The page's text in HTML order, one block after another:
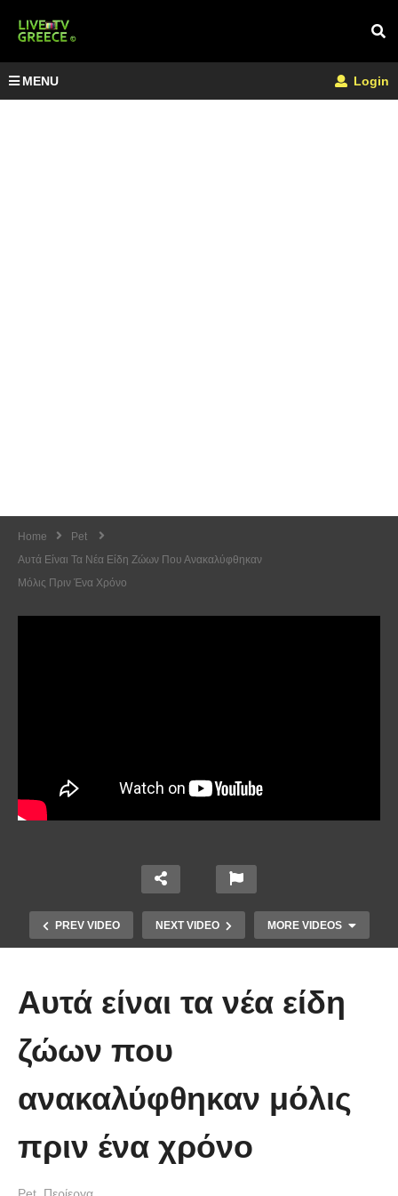
MENU Login
Home
Pet
Αυτά Είναι Τα Νέα Είδη Ζώων Που Ανακαλύφθηκαν
Μόλις Πριν Ένα Χρόνο
PREV VIDEO NEXT VIDEO MORE VIDEOS
Όταν τα ζώα βοηθούν αλλά ζώα.
μην κλάψετε.
Αυτά είναι τα νέα είδη
ζώων που
ανακαλύφθηκαν μόλις
πριν ένα χρόνο